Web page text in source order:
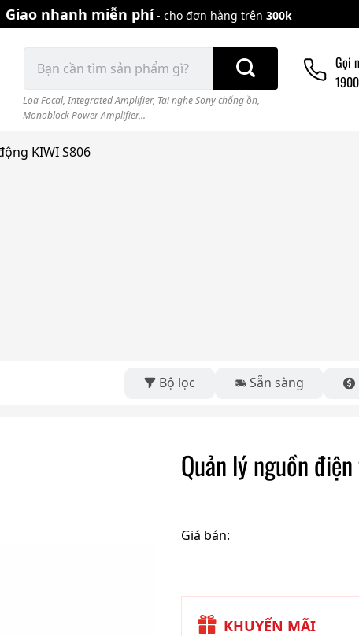
Giao nhanh miễn phí- cho đơn hàng trên 300k
kiếm:
Loa Focal, Integrated Amplifier, Tai nghe Sony chống ồn,
Monoblock Power Amplifier,..
Gọi
KIWI S806
Bộ lọc Sẵn sàng
Quản lý nguồn
Giá bán:
KHUYẾN MÃI